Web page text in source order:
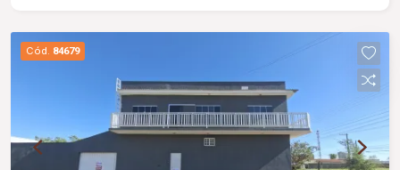
Cód. 84679